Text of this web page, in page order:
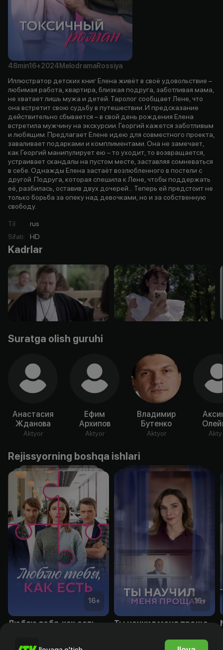
48min16+2024 MelodramaRossiya
Иллюстратор детских книг Елена живёт в своё удовольствие –
любимая работа, квартира, близкая подруга, заботливая мама,
не хватает лишь мужа и детей. Таролог сообщает Лене, что
она встретит свою судьбу в путешествии. И предсказание
действительно сбывается – в свой день рождения Елена
встретила мужчину на экскурсии. Георгий кажется заботливым
и любящим. Предлагает Елене идею для совместного проекта,
заваливает подарками и комплиментами. Она не замечает,
как Георгий манипулирует ею – то уходит, то возвращается,
устраивает скандалы на пустом месте, заставляя сомневаться
в себе. Однажды Елена застаёт возлюбленного в постели с
другой. Подруга, которая спешила к Лене, чтобы поддержать
её, разбилась, оставив двух дочерей... Теперь ей предстоит не
только борьба за опеку над девочками, но и за собственную
свободу.
Til:
rus
Sifati: HD
Kadrlar
Suratga olish guruhi
Анастасия
Жданова
Aktyor
Ефим
Архипов
Aktyor
Владимир
Бутенко
Aktyor
Rejissyorning boshqa ishlari
16+
Люблю тебя, как есть
16+